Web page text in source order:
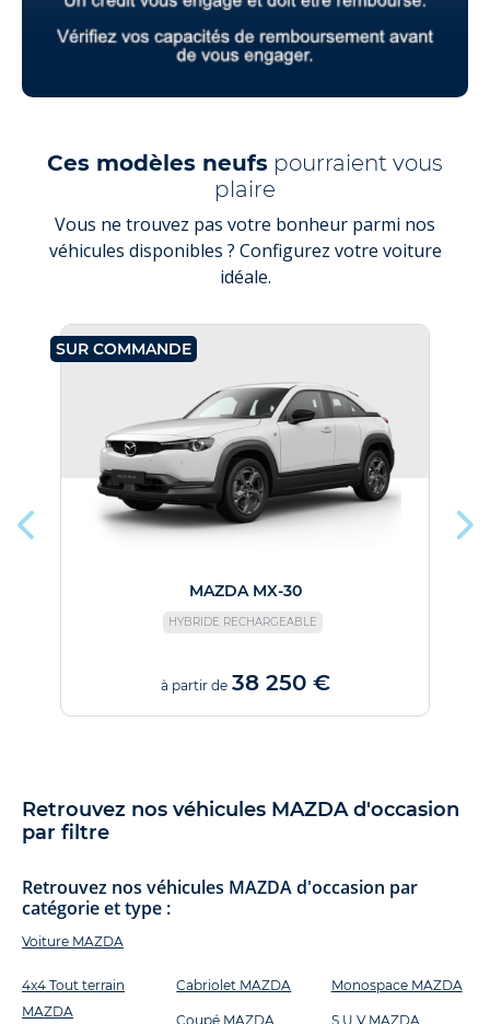
Ces modèles neufs pourraient vous
plaire
Vous ne trouvez pas votre bonheur parmi nos
véhicules disponibles ? Configurez votre voiture
idéale.
SUR COMMANDE
MAZDA MX-30
HYBRIDE RECHARGEABLE
à partir de 38 250 €
Retrouvez nos véhicules MAZDA d'occasion
par filtre
Retrouvez nos véhicules MAZDA d'occasion par
catégorie et type :
Voiture MAZDA
4x4 Tout terrain
MAZDA
Cabriolet MAZDA
Coupé MAZDA
Monospace MAZDA
S.U.V MAZDA